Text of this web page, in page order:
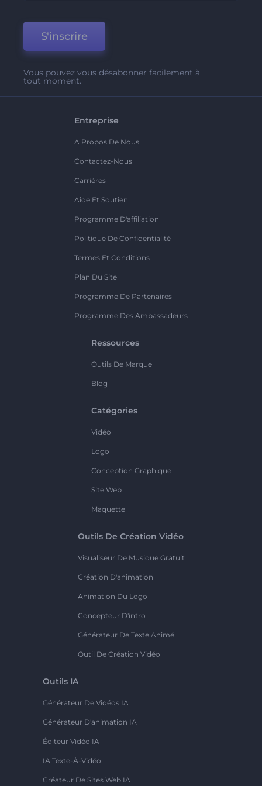
S'inscrire
Vous pouvez vous désabonner facilement à
tout moment.
Entreprise
A Propos De Nous
Contactez-Nous
Carrières
Aide Et Soutien
Programme D'affiliation
Politique De Confidentialité
Termes Et Conditions
Plan Du Site
Programme De Partenaires
Programme Des Ambassadeurs
Ressources
Outils De Marque
Blog
Catégories
Vidéo
Logo
Conception Graphique
Site Web
Maquette
Outils De Création Vidéo
Visualiseur De Musique Gratuit
Création D'animation
Animation Du Logo
Concepteur D'intro
Générateur De Texte Animé
Outil De Création Vidéo
Outils IA
Générateur De Vidéos IA
Générateur D'animation IA
Éditeur Vidéo IA
IA Texte-À-Vidéo
Créateur De Sites Web IA